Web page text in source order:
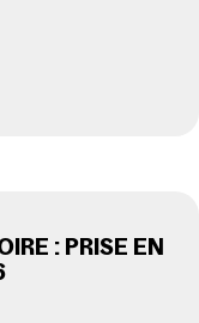
: PRISE EN